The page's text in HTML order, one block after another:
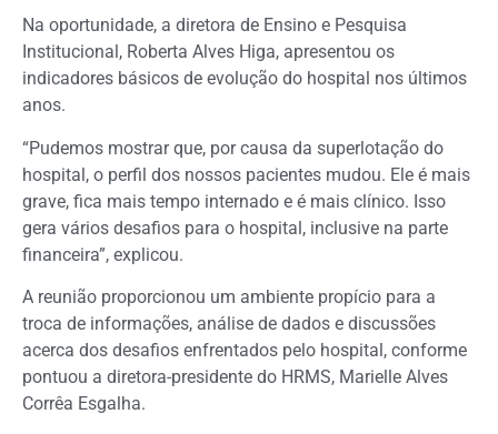
Na oportunidade, a diretora de Ensino e Pesquisa
Institucional, Roberta Alves Higa, apresentou os
indicadores básicos de evolução do hospital nos últimos
anos.
“Pudemos mostrar que, por causa da superlotação do
hospital, o perfil dos nossos pacientes mudou. Ele é mais
grave, fica mais tempo internado e é mais clínico. Isso
gera vários desafios para o hospital, inclusive na parte
financeira”, explicou.
A reunião proporcionou um ambiente propício para a
troca de informações, análise de dados e discussões
acerca dos desafios enfrentados pelo hospital, conforme
pontuou a diretora-presidente do HRMS, Marielle Alves
Corrêa Esgalha.